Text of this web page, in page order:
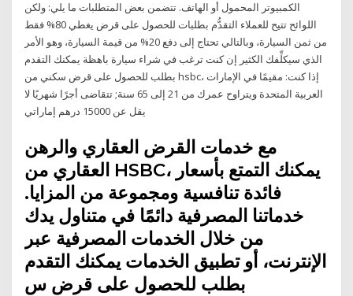
الكمبيوتر المحمول أو الهاتف. تتضمن بعض المتطلبات ما يلي: ولكن
اللوائح تتيح للعملاء التقدُّم بطلبات للحصول على قرض يغطي 80% فقط
من ثمن السيارة، وبالتالي تحتاج إلى دفع 20% من قيمة السيارة، وهو الأمر
الذي سيكلِّفك الكثير إن كنت ترغب في شراء سيارة باهظة يمكنك التقدم
بطلب للحصول على قرض سكني من hsbc، إذا كنت: مقيمًا في الإمارات
العربية المتحدة ويتراوح عمرك من 21 إلى 65 سنة; تتقاضى أجرًا شهريًا لا
يقل عن 15000 درهم إماراتي
مع خدمات القرض العقاري والرهن
العقاري من HSBC، يمكنك التمتع بأسعار
فائدة تنافسية ومجموعة من المزايا.
خدماتنا المصرفية دائمًا في متناول يدك
من خلال الخدمات المصرفية عبر
الإنترنت، أو تطبيق الخدمات يمكنك التقدم
بطلب للحصول على قرض س